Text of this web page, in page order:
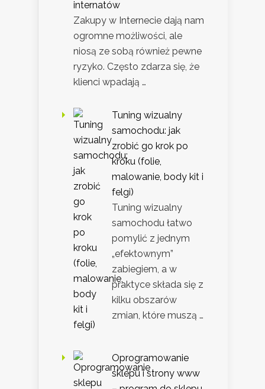
internatów
Zakupy w Internecie dają nam
ogromne możliwości, ale
niosą ze sobą również pewne
ryzyko. Często zdarza się, że
klienci wpadają …
Tuning wizualny
samochodu: jak
zrobić go krok po
kroku (folie,
malowanie, body kit i
felgi)
Tuning wizualny
samochodu łatwo
pomylić z jednym
„efektownym”
zabiegiem, a w
praktyce składa się z
kilku obszarów
zmian, które muszą …
Oprogramowanie
sklepu i strony www